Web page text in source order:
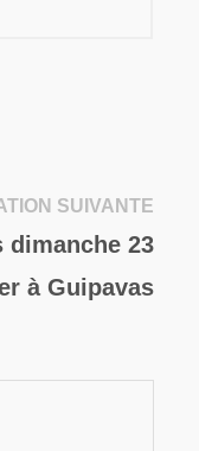
SUIVANTE
dimanche 23
à Guipavas